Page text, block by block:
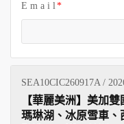
E m a i l
SEA10CIC260917A /
【華麗美洲】美加
瑪琳湖、冰原雪車、